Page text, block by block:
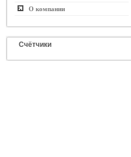
О компании
Счётчики